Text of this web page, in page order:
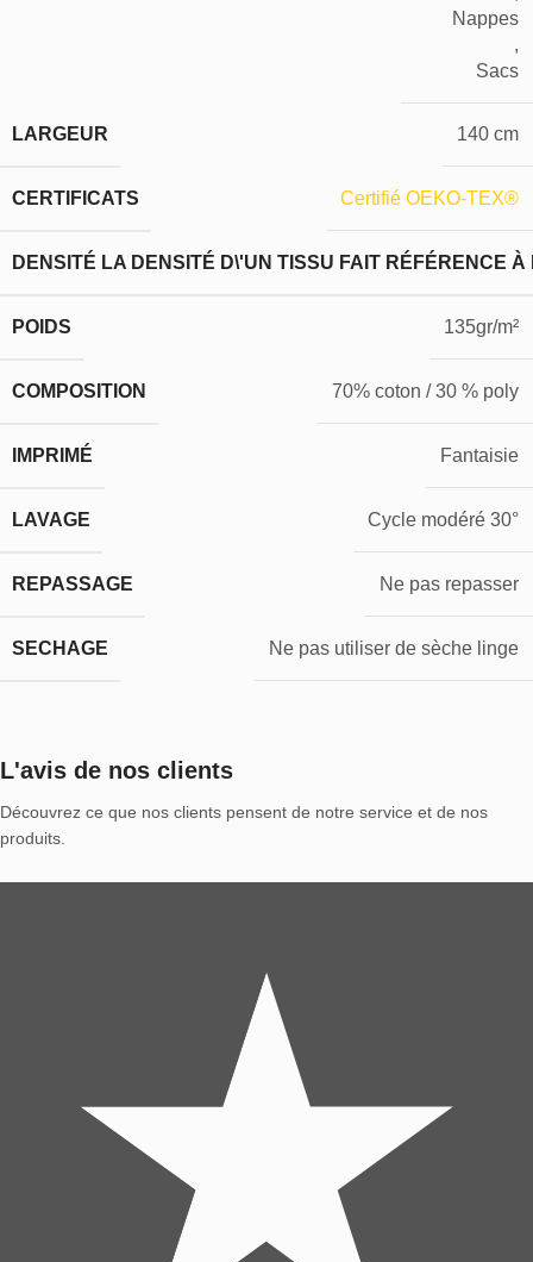
Nappes
,
Sacs
LARGEUR 140 cm
CERTIFICATS Certifié OEKO-TEX®
DENSITÉ LA DENSITÉ D\'UN TISSU FAIT RÉFÉRENCE
POIDS 135gr/m²
COMPOSITION 70% coton / 30 % poly
IMPRIMÉ Fantaisie
LAVAGE Cycle modéré 30°
REPASSAGE Ne pas repasser
SECHAGE Ne pas utiliser de sèche linge
L'avis de nos clients
Découvrez ce que nos clients pensent de notre service et de nos
produits.